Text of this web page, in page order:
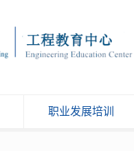
职业发展培训